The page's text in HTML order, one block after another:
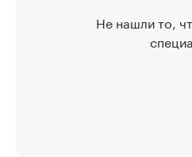
Не нашли то,